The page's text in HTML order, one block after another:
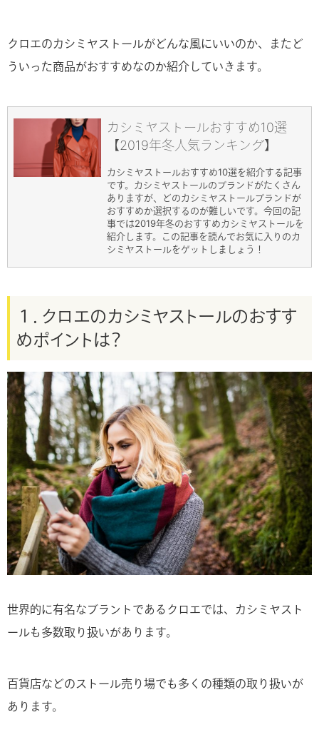
クロエのカシミヤストールがどんな風にいいのか、またど
ういった商品がおすすめなのか紹介していきます。
カシミヤストールおすすめ10選
【2019年冬人気ランキング】
カシミヤストールおすすめ10選を紹介する記事
です。カシミヤストールのブランドがたくさん
ありますが、どのカシミヤストールブランドが
おすすめか選択するのが難しいです。今回の記
事では2019年冬のおすすめカシミヤストールを
紹介します。この記事を読んでお気に入りのカ
シミヤストールをゲットしましょう！
１．クロエのカシミヤストールのおすす
めポイントは？
世界的に有名なブラントであるクロエでは、カシミヤスト
ールも多数取り扱いがあります。
百貨店などのストール売り場でも多くの種類の取り扱いが
あります。